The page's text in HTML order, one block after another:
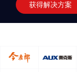
获得解决方案